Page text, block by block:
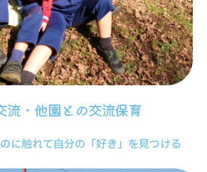
流・他園との交流保育
に触れて自分の「好き」を見つける